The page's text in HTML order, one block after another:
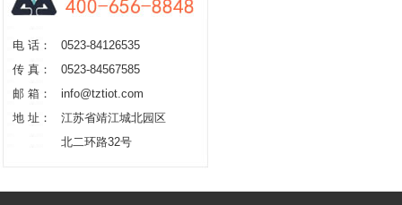
电 话：
0523-84126535
传 真：
0523-84567585
邮 箱：
info@tztiot.com
地 址：
江苏省靖江城北园区
北二环路32号